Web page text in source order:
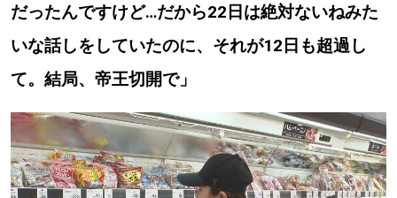
だったんですけど…だから22日は絶対ないねみた
いな話しをしていたのに、それが12日も超過し
て。結局、帝王切開で」